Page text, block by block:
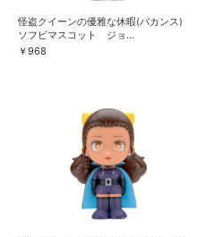
怪盗クイーンの優雅な休暇(バカンス)
ソフビマスコット ジョ...
￥968